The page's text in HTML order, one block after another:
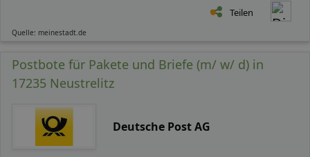
Teilen
Quelle: meinestadt.de
Postbote für Pakete und Briefe (m/ w/ d) in
17235 Neustrelitz
Deutsche Post AG